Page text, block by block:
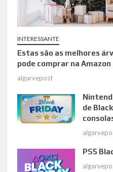
INTERESSANTE
Estas são as melhores
pode comprar na Amazon
algarvepost
de
PS5